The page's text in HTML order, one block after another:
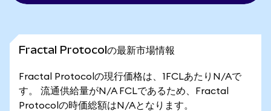
Fractal Protocolの最新市場情報
Fractal Protocolの現行価格は、1FCLあたりN/Aで
す。 流通供給量がN/A FCLであるため、Fractal
Protocolの時価総額はN/Aとなります。